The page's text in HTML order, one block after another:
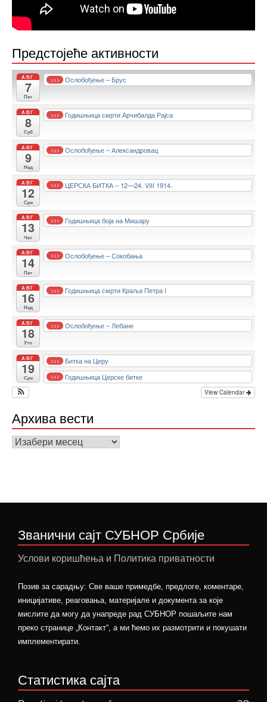
Предстојеће активности
АВГ
7
Пет
>>> Ослобођење – Брус
АВГ
8
Суб
>>> Годишњица смрти Арчибалда Рајса
АВГ
9
Нед
>>> Ослобођење – Александровац
АВГ
12
Сре
>>> ЦЕРСКА БИТКА – 12—24. VIII 1914.
АВГ
13
Чет
>>> Годишњица боја на Мишару
АВГ
14
Пет
>>> Ослобођење – Сокобања
АВГ
16
Нед
>>> Годишњица смрти Краља Петра I
АВГ
18
Уто
>>> Ослобођење – Лебане
АВГ
19
Сре
>>> Битка на Церу
>>> Годишњица Церске битке
View Calendar
Архива вести
Архива
Званични сајт СУБНОР Србије
Услови коришћења и Политика приватности
Позив за сарадњу: Све ваше примедбе, предлоге, коментаре,
иницијативе, реаговања, материјале и документа за које
мислите да могу да унапреде рад СУБНОР пошаљите нам
преко странице „Контакт“, а ми ћемо их размотрити и покушати
имплементирати.
Статистика сајта